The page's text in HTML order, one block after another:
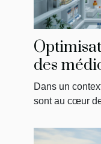
des
Dans un
sont au cœur